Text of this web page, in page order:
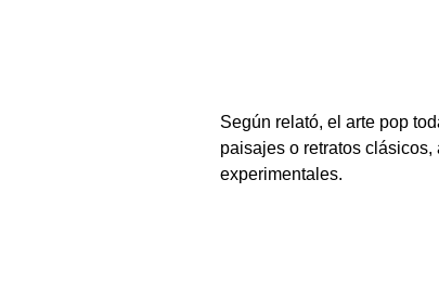
Según relató, el arte pop
paisajes o retratos
experimentales.